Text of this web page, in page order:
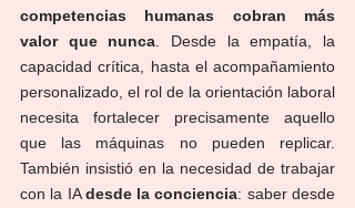
competencias humanas cobran más
valor que nunca . Desde la empatía, la
capacidad crítica, hasta el acompañamiento
personalizado, el rol de la orientación laboral
necesita fortalecer precisamente aquello
que las máquinas no pueden replicar.
También insistió en la necesidad de trabajar
con la IA desde la conciencia: saber desde